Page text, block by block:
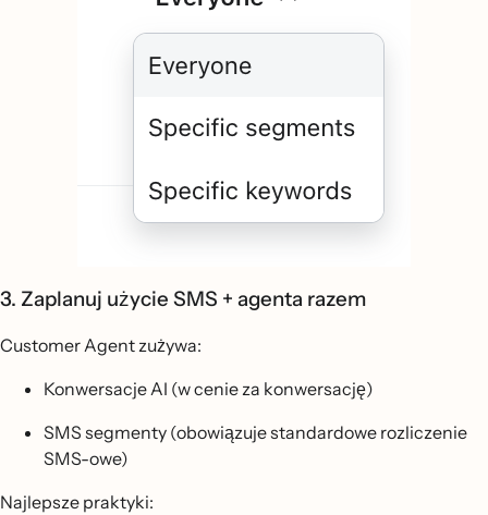
3. Zaplanuj użycie SMS + agenta razem
Customer Agent zużywa:
Konwersacje AI (w cenie za konwersację)
SMS segmenty (obowiązuje standardowe rozliczenie
SMS-owe)
Najlepsze praktyki: